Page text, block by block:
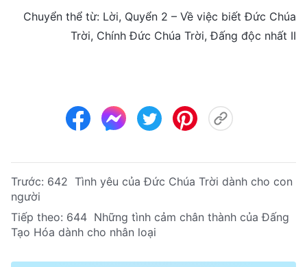
Chuyển thể từ: Lời, Quyển 2 – Về việc biết Đức Chúa
Trời, Chính Đức Chúa Trời, Đấng độc nhất II
Trước: 642 Tình yêu của Đức Chúa Trời dành cho con
người
Tiếp theo: 644 Những tình cảm chân thành của Đấng
Tạo Hóa dành cho nhân loại